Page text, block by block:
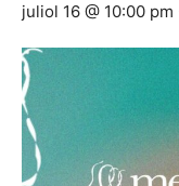
juliol 16 @ 10:00 pm